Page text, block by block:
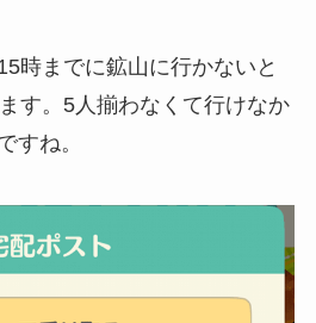
時までに鉱山に行かないと
す。5人揃わなくて行けなか
すね。